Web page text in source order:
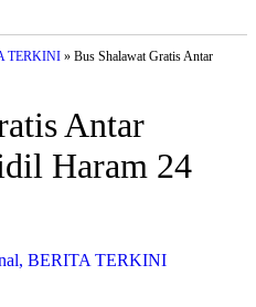
TERKINI » Bus Shalawat Gratis Antar
Antar
Haram 24
, BERITA TERKINI